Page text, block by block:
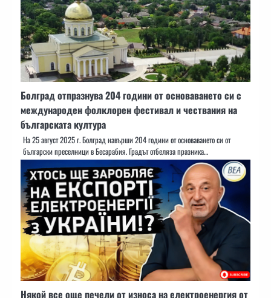
Болград отпразнува 204 години от основаването си с
международен фолклорен фестивал и чествания на
българската култура
На 25 август 2025 г. Болград навърши 204 години от основаването си от
български преселници в Бесарабия. Градът отбеляза празника…
Някой все още печели от износа на електроенергия от